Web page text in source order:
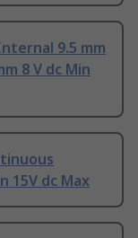
9.5 mm
8 V dc Min
15V dc Max